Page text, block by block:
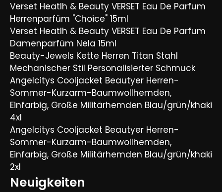
Verset Heatlh & Beauty VERSET Eau De Parfum
Herrenparfüm "Choice" 15ml
Verset Heatlh & Beauty VERSET Eau De Parfum
Damenparfüm Nela 15ml
Beauty-Jewels Kette Herren Titan Stahl
Mechanischer Stil Personalisierter Schmuck
Angelcitys Cooljacket Beautyer Herren-
Sommer-Kurzarm-Baumwollhemden,
Einfarbig, Große Militärhemden Blau/grün/khaki
4xl
Angelcitys Cooljacket Beautyer Herren-
Sommer-Kurzarm-Baumwollhemden,
Einfarbig, Große Militärhemden Blau/grün/khaki
2xl
Neuigkeiten